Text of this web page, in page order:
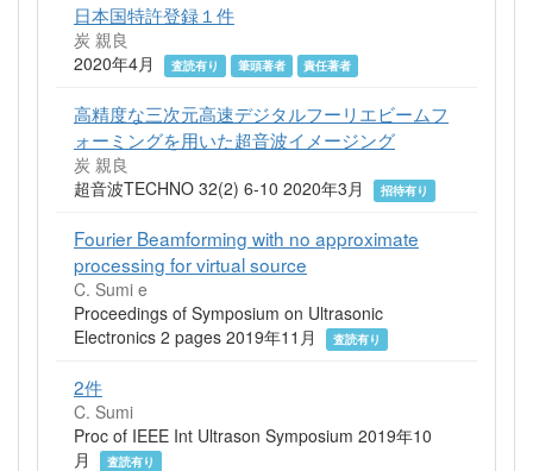
日本国特許登録１件
炭 親良
2020年4月
査読有り 筆頭著者 責任著者
高精度な三次元高速デジタルフーリエビームフ
ォーミングを用いた超音波イメージング
炭 親良
超音波TECHNO 32(2) 6-10 2020年3月
招待有り
Fourier Beamforming with no approximate
processing for virtual source
C. Sumi e
Proceedings of Symposium on Ultrasonic
Electronics 2 pages 2019年11月
査読有り
2件
C. Sumi
Proc of IEEE Int Ultrason Symposium 2019年10
月
査読有り